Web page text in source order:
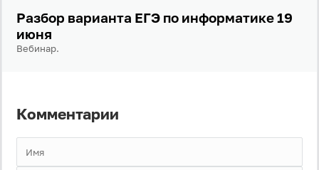
Забыли пароль?
Даю согласие на
данных
Войти через Вконтакте
Разбор варианта ЕГЭ по информатике 19
июня
Вебинар.
Комментарии